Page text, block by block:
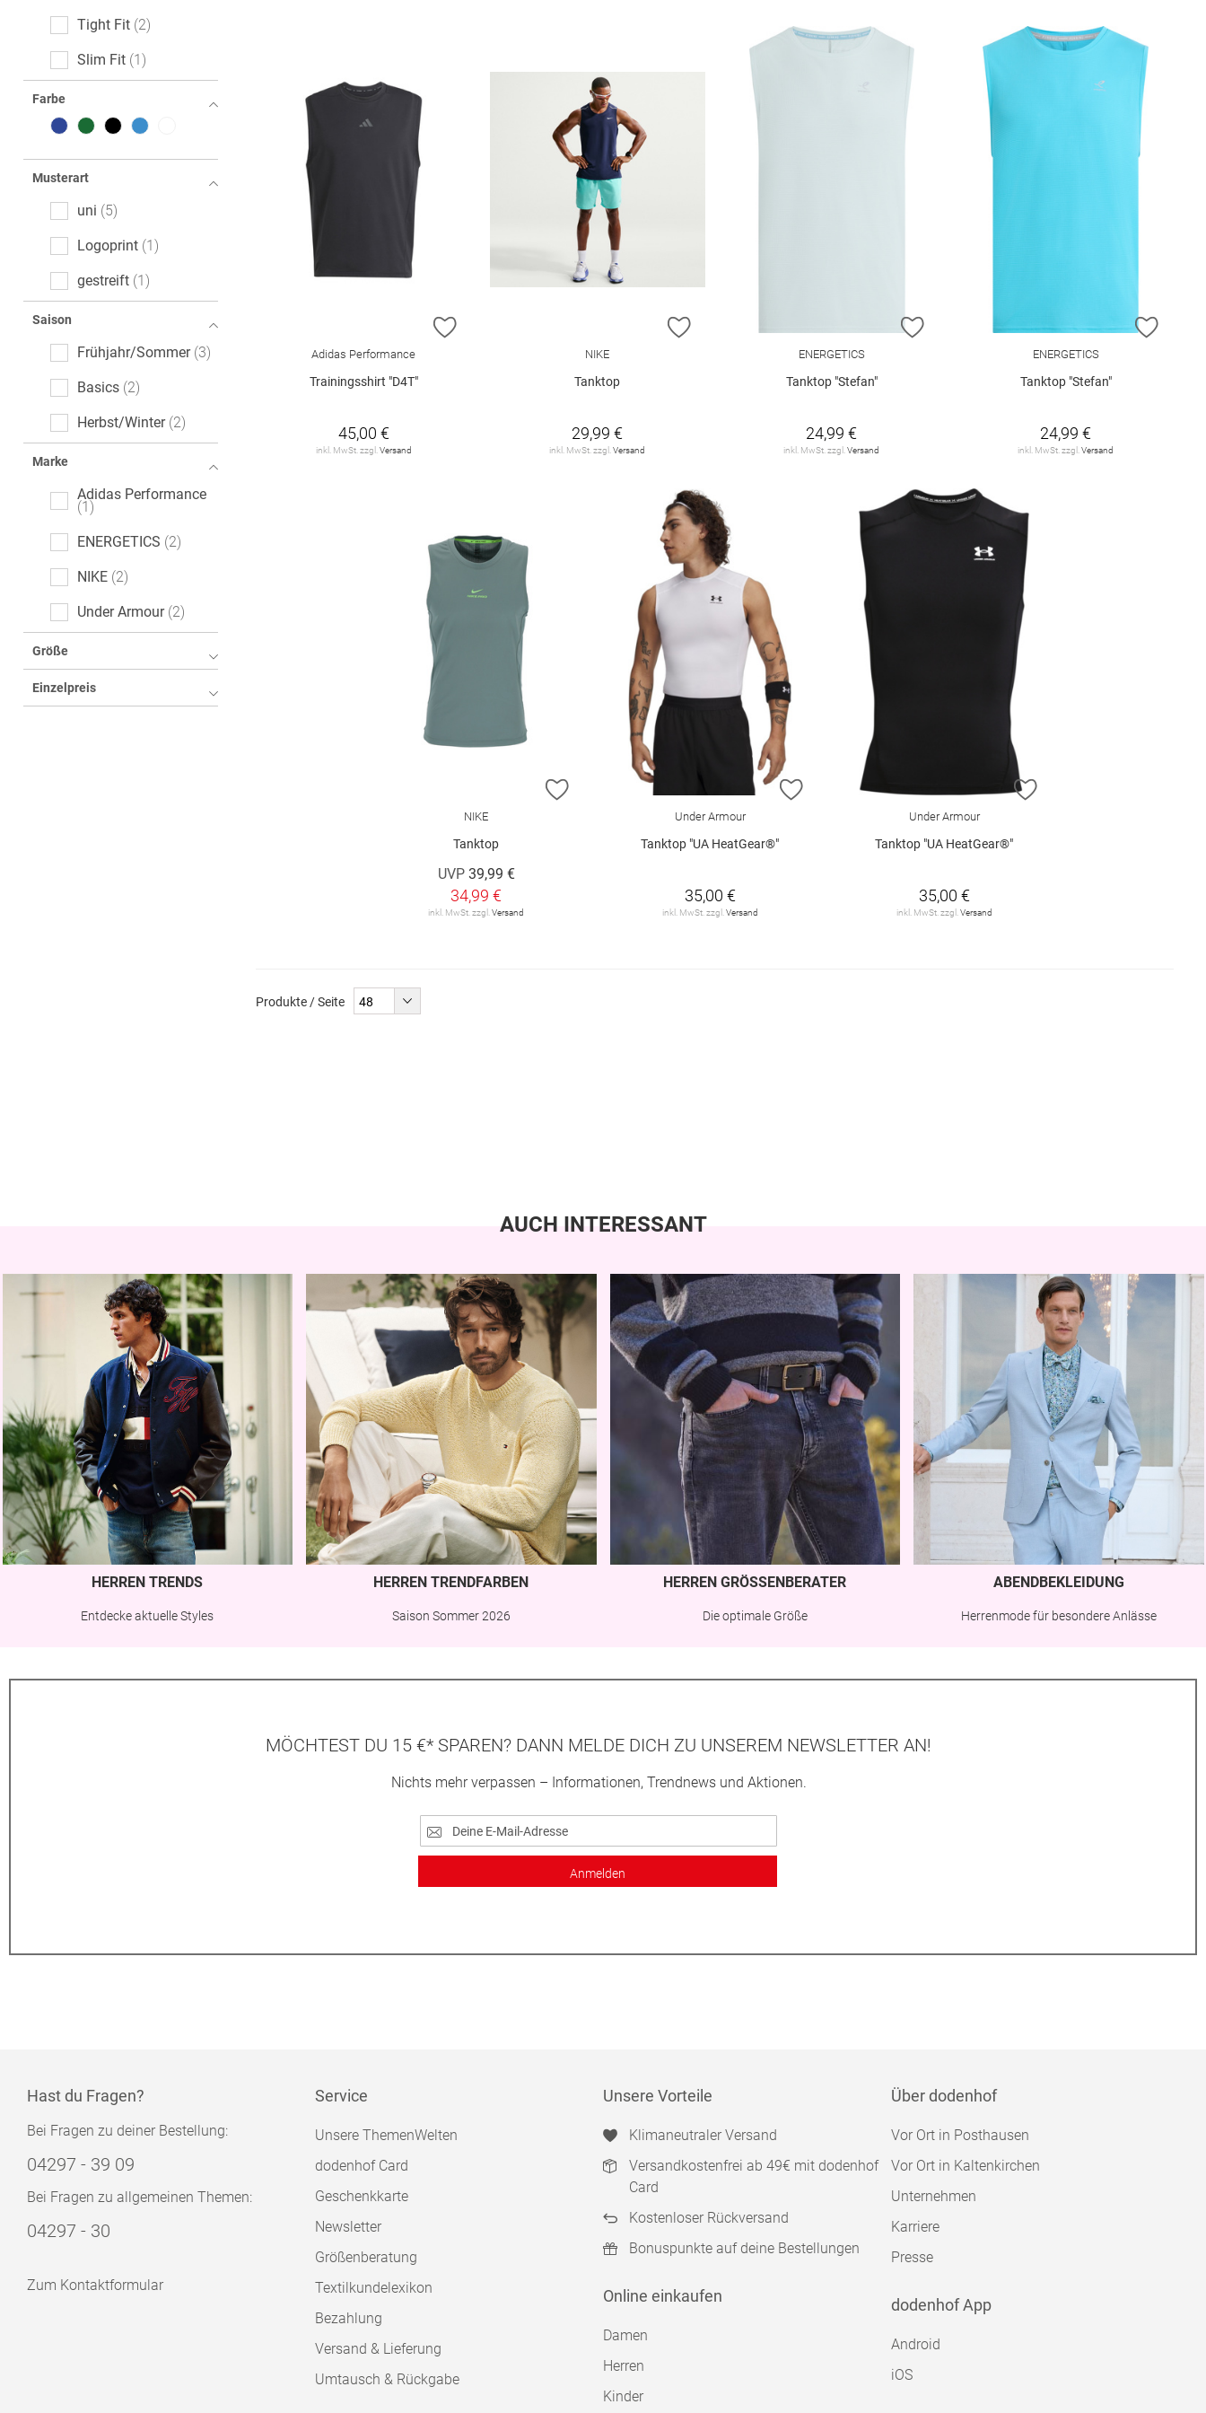
Tight Fit 2
Slim Fit 1
Farbe
Musterart
uni 5
Logoprint 1
gestreift 1
Saison
Frühjahr/Sommer 3
Basics 2
Herbst/Winter 2
Marke
Adidas Performance
1
ENERGETICS 2
NIKE 2
Under Armour 2
Größe
Einzelpreis
ZUR WUNSCHLISTE HINZUFÜGEN
Adidas Performance
Trainingsshirt "D4T"
45,00 €
inkl. MwSt. zzgl. Versand
ZUR WUNSCHLISTE HINZUFÜGEN
NIKE
Tanktop
29,99 €
inkl. MwSt. zzgl.Versand
ZUR WUNSCHLISTE HINZUFÜGEN
ENERGETICS
Tanktop "Stefan"
24,99 €
inkl. MwSt. zzgl.Versand
ZUR
ENERGETICS
Tanktop "Stefan"
24,99 €
inkl. MwSt. zzgl.Versand
ZUR WUNSCHLISTE HINZUFÜGEN
NIKE
Tanktop
UVP 39,99 €
34,99 €
inkl. MwSt. zzgl.Versand
ZUR WUNSCHLISTE HINZUFÜGEN
Under Armour
Tanktop "UA HeatGear®"
35,00 €
inkl. MwSt. zzgl. Versand
ZUR WUNSCHLISTE
Under Armour
Tanktop "UA HeatGear®"
35,00 €
inkl. MwSt. zzgl. Versand
Produkte / Seite
AUCH INTERESSANT
HERREN TRENDS
Entdecke aktuelle Styles
HERREN TRENDFARBEN
Saison Sommer 2026
HERREN GRÖSSENBERATER
Die optimale Größe
ABENDBEKLEIDUNG
Herrenmode für besondere Anlässe
MÖCHTEST DU 15 €* SPAREN? DANN MELDE DICH ZU UNSEREM NEWSLETTER AN!
Nichts mehr verpassen – Informationen, Trendnews und Aktionen.
Anmelden
Hast du Fragen?
Bei Fragen zu deiner Bestellung:
04297 - 39 09
Bei Fragen zu allgemeinen Themen:
04297 - 30
Zum Kontaktformular
Service
Unsere ThemenWelten
dodenhof Card
Geschenkkarte
Newsletter
Größenberatung
Textilkundelexikon
Bezahlung
Versand & Lieferung
Umtausch & Rückgabe
Unsere Vorteile
Klimaneutraler Versand
Versandkostenfrei ab 49€ mit dodenhof
Card
Kostenloser Rückversand
Bonuspunkte auf deine Bestellungen
Online einkaufen
Damen
Herren
Kinder
Über dodenhof
Vor Ort in Posthausen
Vor Ort in Kaltenkirchen
Unternehmen
Karriere
Presse
dodenhof App
Android
iOS